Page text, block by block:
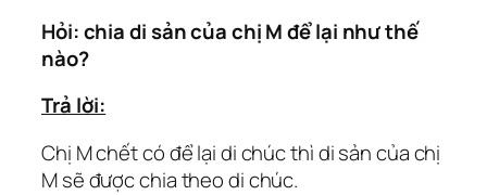
Hỏi: chia di sản của chị M để lại như thế
nào?
Trả lời:
Chị M chết có để lại di chúc thì di sản của chị
M sẽ được chia theo di chúc.